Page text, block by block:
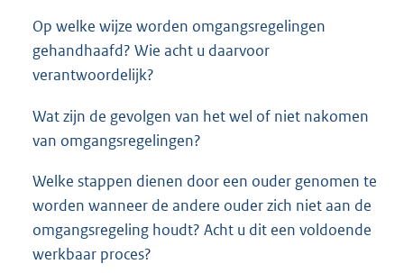
Op welke wijze worden omgangsregelingen
gehandhaafd? Wie acht u daarvoor
verantwoordelijk?
Wat zijn de gevolgen van het wel of niet nakomen
van omgangsregelingen?
Welke stappen dienen door een ouder genomen te
worden wanneer de andere ouder zich niet aan de
omgangsregeling houdt? Acht u dit een voldoende
werkbaar proces?